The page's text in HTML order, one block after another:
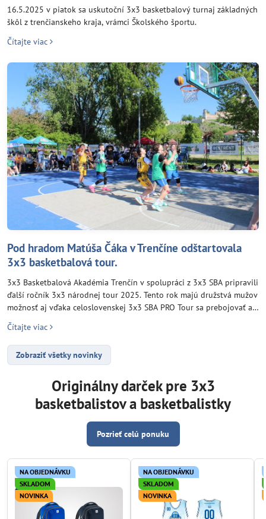
16.5.2025 v piatok sa uskutoční 3x3 basketbalový turnaj základných
škôl z trenčianskeho kraja, vrámci Školského športu.
Čítajte viac
Pod hradom Matúša Čáka v Trenčíne odštartovala
3x3 basketbalová tour.
3x3 Basketbalová Akadémia Trenčín v spolupráci z 3x3 SBA pripravili
ďalší ročník 3x3 národnej tour 2025. Tento rok majú družstvá mužov
možnosť aj vďaka celoslovenskej 3x3 SBA PRO Tour sa prebojovať až
do Číny na 3x3 Fiba World Tour v Šhanghaji pod spoločným heslo:
„From the streets to the world stage“
Čítajte viac
Zobraziť všetky novinky
Originálny darček pre 3x3
basketbalistov a basketbalistky
Pozrieť celú ponuku
NA OBJEDNÁVKU
SKLADOM
NOVINKA
NA OBJEDNÁVKU
SKLADOM
NOVINKA